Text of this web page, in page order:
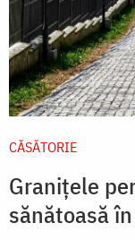
CĂSĂTORIE
Granițele
sănătoasă